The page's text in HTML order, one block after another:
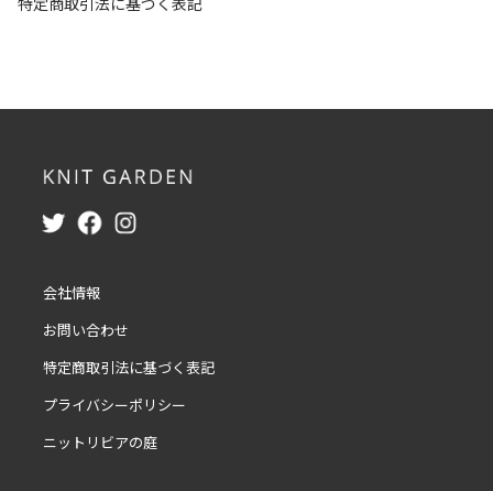
会社情報
お問い合わせ
特定商取引法に基づく表記
プライバシーポリシー
ニットリビアの庭